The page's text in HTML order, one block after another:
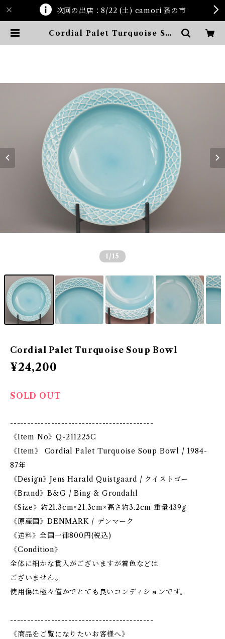
次回の出店：8/22 (土) camori 蚤の市
Cordial Palet Turquoise Sou
1 /15
Cordial Palet Turquoise Soup Bowl
¥24,200
SOLD OUT
------------------------------------------
《Item No》Q-211225C
《Item》 Cordial Palet Turquoise Soup Bowl / 1984-
87年
《Design》Jens Harald Quistgaard / クイストゴー
《Brand》B＆G / Bing & Grondahl
《Size》約21.3cm×21.3cm×高さ約3.2cm 重量439g
《原産国》DENMARK / デンマーク
《送料》全国一律800円(税込)
《Condition》
全体に細かな貫入がございますが着色などは
ございません。
使用傷は極々僅かでとても良いコンディションです。
------------------------------------------
《商品をご覧になりたいお客様へ》